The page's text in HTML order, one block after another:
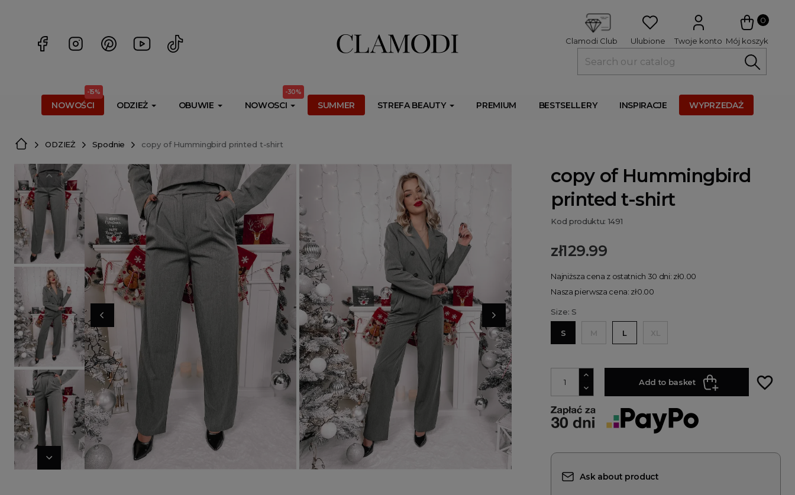
0
Mój koszyk
Twoje konto
Ulubione
Clamodi Club
NOWOŚCI
-15%
ODZIEŻ OBUWIE NOWOSCI
-30%
SUMMER STREFA BEAUTY PREMIUM BESTSELLERY INSPIRACJE WYPRZEDAŻ
ODZIEŻ Spodnie copy of Hummingbird printed t-shirt
copy of Hummingbird
printed t-shirt
Kod produktu: 1491
zł129.99
Najniższa cena z ostatnich 30 dni: zł0.00
Nasza pierwsza cena: zł0.00
Size: S
S M L XL
Add to basket favorite_border
Ask about product